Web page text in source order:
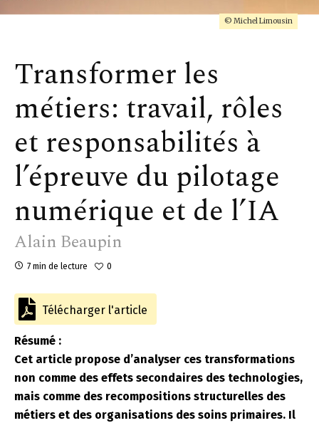
© Michel Limousin
Transformer les
métiers: travail, rôles
et responsabilités à
l’épreuve du pilotage
numérique et de l’IA
Alain Beaupin
7 min de lecture 0
Télécharger l'article
Résumé :
Cet article propose d’analyser ces transformations
non comme des effets secondaires des technologies,
mais comme des recompositions structurelles des
métiers et des organisations des soins primaires. Il